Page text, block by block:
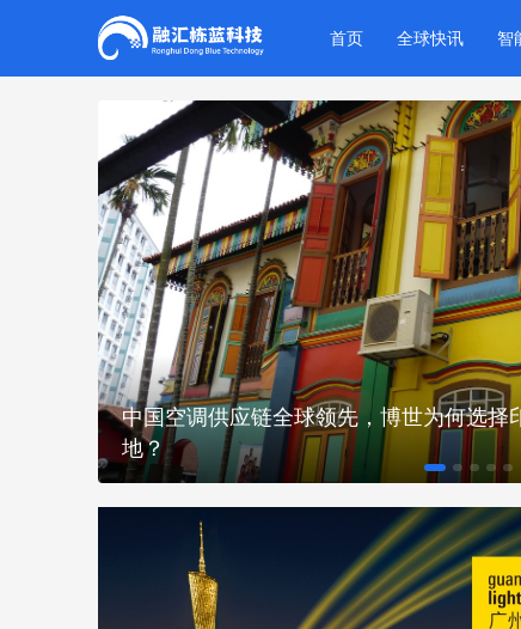
首页 全球快讯 智
中国空调供应链全球领先，博世为何选择
地？